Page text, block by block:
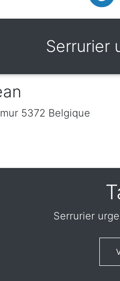
Serrurier
5372 Belgique
Serrurier